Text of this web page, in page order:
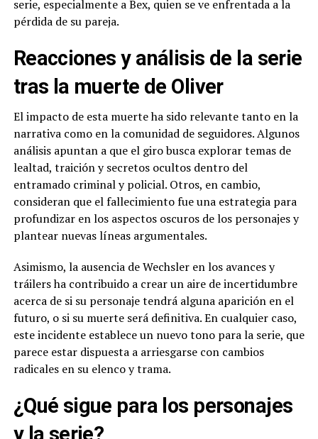
serie, especialmente a Bex, quien se ve enfrentada a la
pérdida de su pareja.
Reacciones y análisis de la serie
tras la muerte de Oliver
El impacto de esta muerte ha sido relevante tanto en la
narrativa como en la comunidad de seguidores. Algunos
análisis apuntan a que el giro busca explorar temas de
lealtad, traición y secretos ocultos dentro del
entramado criminal y policial. Otros, en cambio,
consideran que el fallecimiento fue una estrategia para
profundizar en los aspectos oscuros de los personajes y
plantear nuevas líneas argumentales.
Asimismo, la ausencia de Wechsler en los avances y
tráilers ha contribuido a crear un aire de incertidumbre
acerca de si su personaje tendrá alguna aparición en el
futuro, o si su muerte será definitiva. En cualquier caso,
este incidente establece un nuevo tono para la serie, que
parece estar dispuesta a arriesgarse con cambios
radicales en su elenco y trama.
¿Qué sigue para los personajes